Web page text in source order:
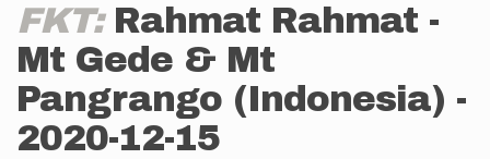
FKT: Rahmat Rahmat -
Mt Gede & Mt
Pangrango (Indonesia) -
2020-12-15